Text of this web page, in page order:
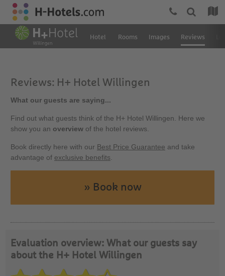
Hotel Rooms Images Reviews
Reviews: H+ Hotel Willingen
What our guests are saying...
Find out what guests think of the H+ Hotel Willingen. Here we
show you an overview of the hotel reviews.
Book directly here with our Best Price Guarantee and take
advantage of exclusive benefits
» Book now
Evaluation overview: What our guests say
about the H+ Hotel Willingen